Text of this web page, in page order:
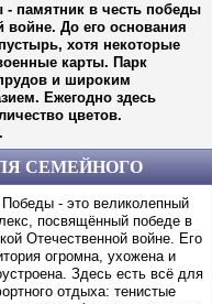
2026 г.
XVII Фестиваля
"Вальсы, полька,
изящными
прозвучали
из классических
польки и плавные
неповторимую
СЕМЕЙНОГО
памятник в честь победы
войне. До его основания
хотя некоторые
карты. Парк
и широким
Ежегодно здесь
цветов.
Победы - это великолепный
посвящённый победе в
Отечественной войне. Его
огромна, ухожена и
Здесь есть всё для
отдыха: тенистые